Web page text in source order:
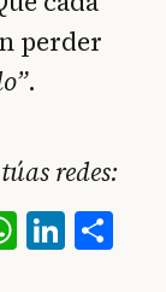
perder
.
redes: